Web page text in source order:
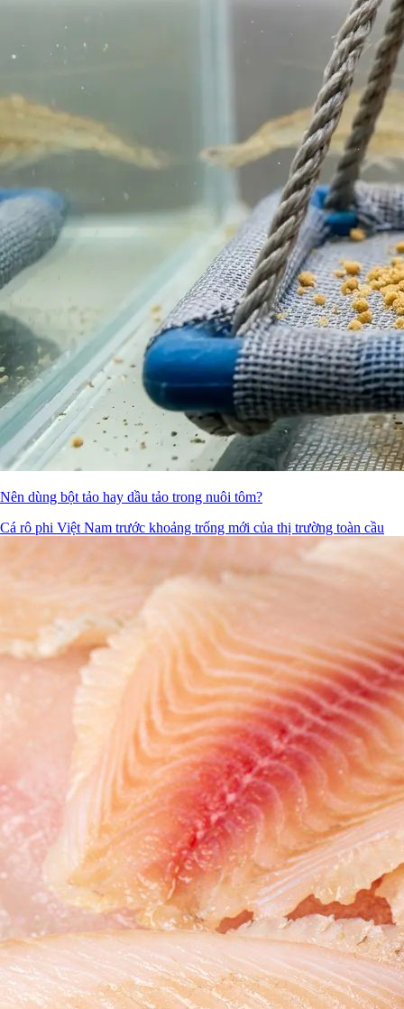
Nên dùng bột tảo hay dầu tảo trong nuôi tôm?
Cá rô phi Việt Nam trước khoảng trống mới của thị trường toàn cầu